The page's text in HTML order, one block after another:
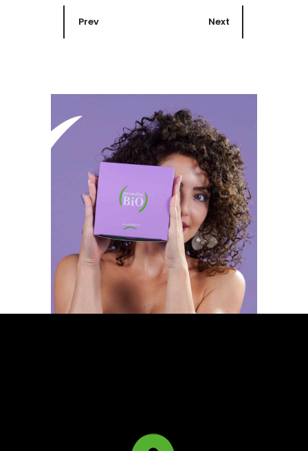
Prev Next
3D DesignBrandingCampagne
Consulenza creativa
Corporate Identity
DesignE-
commerce
Events
Label Design
MediaPackaging
Photography
Poster design
PubblishingSEO
SMM StrategiaVideoWEB ADV
Web designWeb development
Web e AppWeb Marketing
Apri anche tu una
Parentesi Bio